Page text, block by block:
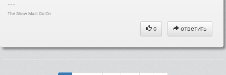
---
The Show Must Go On
0 ответить